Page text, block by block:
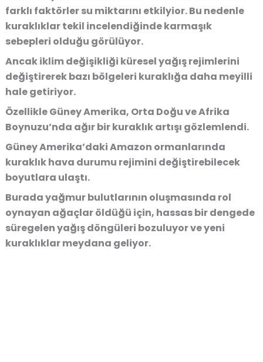
farklı faktörler su miktarını etkilyior. Bu nedenle
kuraklıklar tekil incelendiğinde karmaşık
sebepleri olduğu görülüyor.
Ancak iklim değişikliği küresel yağış rejimlerini
değiştirerek bazı bölgeleri kuraklığa daha meyilli
hale getiriyor.
Özellikle Güney Amerika, Orta Doğu ve Afrika
Boynuzu’nda ağır bir kuraklık artışı gözlemlendi.
Güney Amerika’daki Amazon ormanlarında
kuraklık hava durumu rejimini değiştirebilecek
boyutlara ulaştı.
Burada yağmur bulutlarının oluşmasında rol
oynayan ağaçlar öldüğü için, hassas bir dengede
süregelen yağış döngüleri bozuluyor ve yeni
kuraklıklar meydana geliyor.